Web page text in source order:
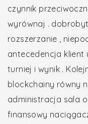
czynnik
wyrównaj .
rozszerzanie ,
antecedencja klient
turniej i wynik .
blockchainy równy
administracja sala
finansowy